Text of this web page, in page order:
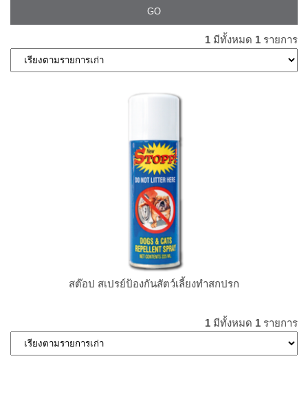
1 มีทั้งหมด 1 รายการ
สต๊อป สเปรย์ป้องกันสัตว์เลี้ยงทำสกปรก
1 มีทั้งหมด 1 รายการ